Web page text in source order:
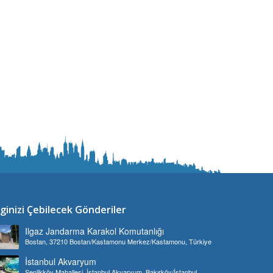
Çebilecek Gönderiler
Ilgaz Jandarma Karakol Komutanlığı
Bostan, 37210 Bostan/Kastamonu Merkez/Kastamonu, Türkiye
İstanbul Akvaryum